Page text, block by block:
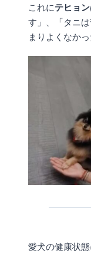
これにテヒョン
す」、「タニ
まりよくなか
愛犬の健康状